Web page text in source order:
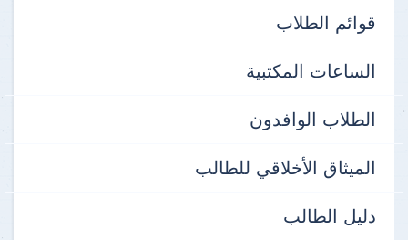
قوائم الطلاب
الساعات المكتبية
الطلاب الوافدون
الميثاق الأخلاقي للطالب
دليل الطالب